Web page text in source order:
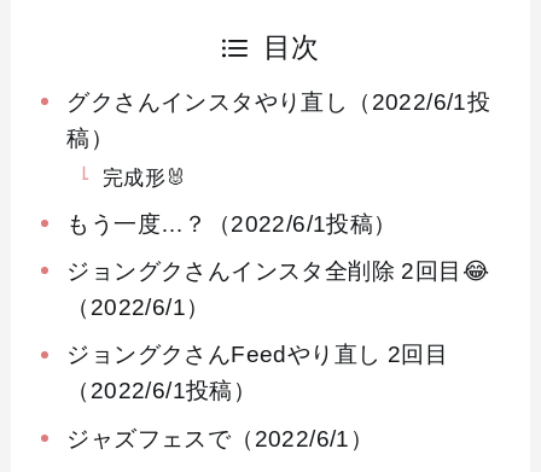
目次
グクさんインスタやり直し（2022/6/1投
稿）
完成形🐰
もう一度…？（2022/6/1投稿）
ジョングクさんインスタ全削除 2回目😂
（2022/6/1）
ジョングクさんFeedやり直し 2回目
（2022/6/1投稿）
ジャズフェスで（2022/6/1）